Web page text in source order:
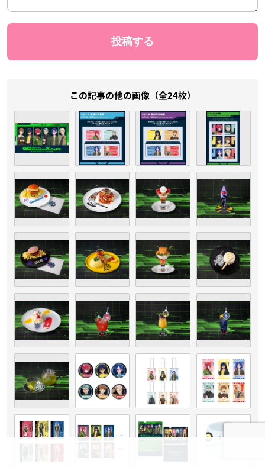
この記事の他の画像（全24枚）